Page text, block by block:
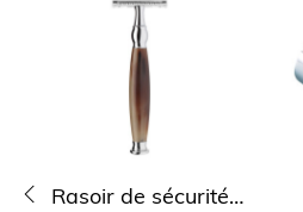
Rasoir de sécurité